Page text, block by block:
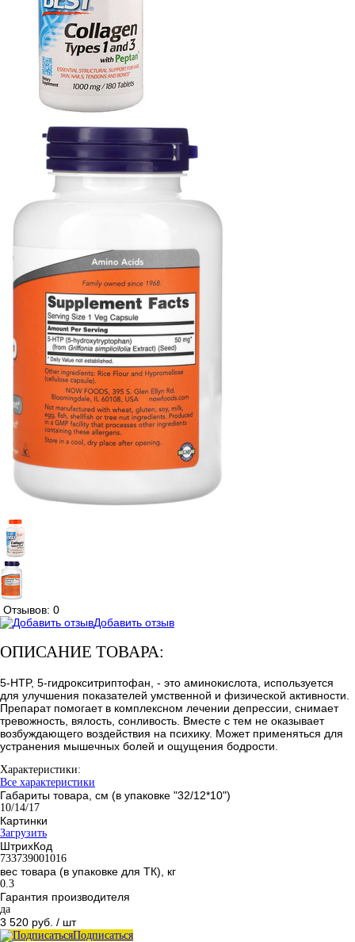
Отзывов: 0
Добавить отзыв
ОПИСАНИЕ ТОВАРА:
5-HTP, 5-гидрокситриптофан, - это аминокислота, используется
для улучшения показателей умственной и физической активности.
Препарат помогает в комплексном лечении депрессии, снимает
тревожность, вялость, сонливость. Вместе с тем не оказывает
возбуждающего воздействия на психику. Может применяться для
устранения мышечных болей и ощущения бодрости.
Характеристики:
Все характеристики
Габариты товара, см (в упаковке "32/12*10")
10/14/17
Картинки
Загрузить
ШтрихКод
733739001016
вес товара (в упаковке для ТК), кг
0.3
Гарантия производителя
да
3 520 руб. / шт
Подписаться